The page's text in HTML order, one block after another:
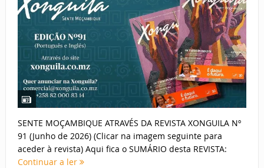
SENTE MOÇAMBIQUE ATRAVÉS DA REVISTA XONGUILA Nº
91 (Junho de 2026) (Clicar na imagem seguinte para
aceder à revista) Aqui fica o SUMÁRIO desta REVISTA:
Continuar a ler